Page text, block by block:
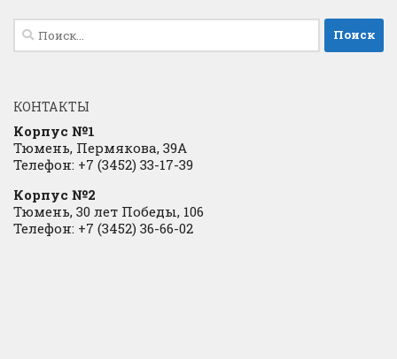
Найти:
КОНТАКТЫ
Корпус №1
Тюмень, Пермякова, 39А
Телефон: +7 (3452) 33-17-39
Корпус №2
Тюмень, 30 лет Победы, 106
Телефон: +7 (3452) 36-66-02